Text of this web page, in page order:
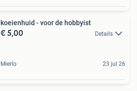
koeienhuid - voor de hobbyist
€ 5,00 Details
Mierlo 23 jul 26